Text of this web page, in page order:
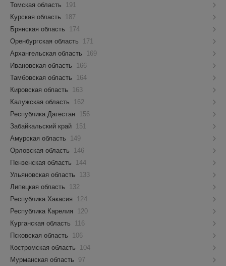
Томская область
191
Курская область
187
Брянская область
174
Оренбургская область
171
Архангельская область
169
Ивановская область
166
Тамбовская область
164
Кировская область
163
Калужская область
162
Республика Дагестан
156
Забайкальский край
151
Амурская область
149
Орловская область
146
Пензенская область
144
Ульяновская область
133
Липецкая область
132
Республика Хакасия
124
Республика Карелия
120
Курганская область
116
Псковская область
106
Костромская область
104
Мурманская область
97